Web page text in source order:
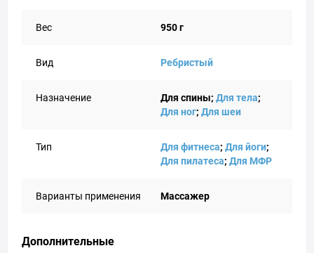
Вес 950 г
Вид Ребристый
Назначение Для спины; Для тела;
Для ног; Для шеи
Тип Для фитнеса; Для йоги;
Для пилатеса; Для МФР
Варианты применения Массажер
Дополнительные